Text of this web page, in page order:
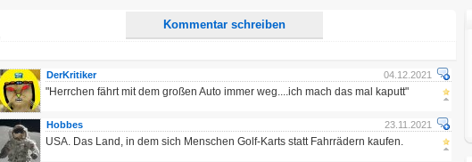
Kommentar schreiben
04.12.2021
DerKritiker
"Herrchen fährt mit dem großen Auto immer weg....ich mach das mal kaputt"
23.11.2021
Hobbes
USA. Das Land, in dem sich Menschen Golf-Karts statt Fahrrädern kaufen.